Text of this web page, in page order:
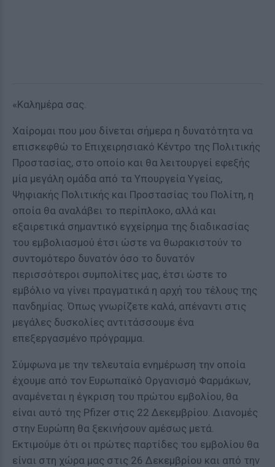
«Καλημέρα σας.
Χαίρομαι που μου δίνεται σήμερα η δυνατότητα να
επισκεφθώ το Επιχειρησιακό Κέντρο της Πολιτικής
Προστασίας, στο οποίο και θα λειτουργεί εφεξής
μία μεγάλη ομάδα από τα Υπουργεία Υγείας,
Ψηφιακής Πολιτικής και Προστασίας του Πολίτη, η
οποία θα αναλάβει το περίπλοκο, αλλά και
εξαιρετικά σημαντικό εγχείρημα της διαδικασίας
του εμβολιασμού έτσι ώστε να θωρακιστούν το
συντομότερο δυνατόν όσο το δυνατόν
περισσότεροι συμπολίτες μας, έτσι ώστε το
εμβόλιο να γίνει πραγματικά η αρχή του τέλους της
πανδημίας. Όπως γνωρίζετε καλά, απέναντι στις
μεγάλες δυσκολίες αντιτάσσουμε ένα
επεξεργασμένο πρόγραμμα.
Σύμφωνα με την τελευταία ενημέρωση την οποία
έχουμε από τον Ευρωπαϊκό Οργανισμό Φαρμάκων,
αναμένεται η έγκριση του πρώτου εμβολίου, θα
είναι αυτό της Pfizer στις 22 Δεκεμβρίου. Διανομές
στην Ευρώπη θα ξεκινήσουν αμέσως μετά.
Εκτιμούμε ότι οι πρώτες παρτίδες του εμβολίου θα
είναι στη χώρα μας στις 26 Δεκεμβρίου και από την